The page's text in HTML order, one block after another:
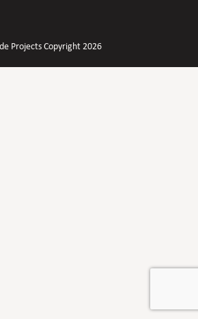
Projects Copyright 2026